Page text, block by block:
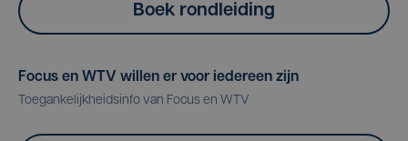
Boek rondleiding
Focus en WTV willen er voor iedereen zijn
Toegankelijkheidsinfo van Focus en WTV